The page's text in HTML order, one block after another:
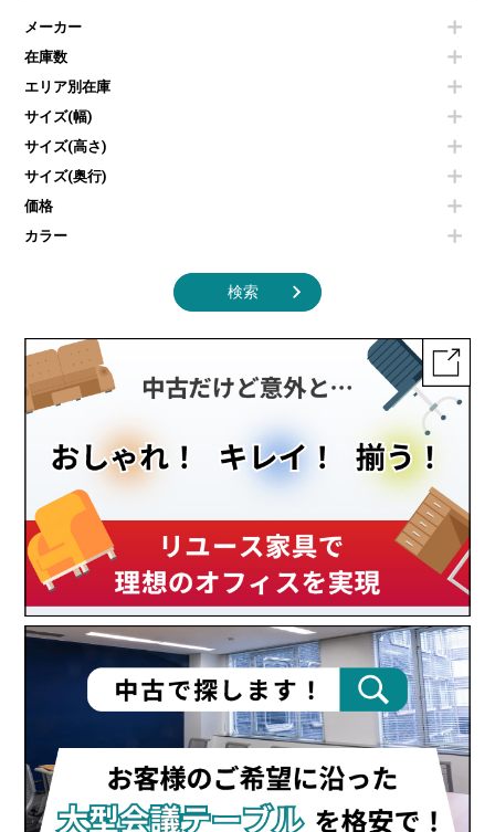
その他OA機器
コートハンガー・ポールハンガー
傘立て
食器棚・キッチンキャビネット
カタログスタンド
オフィスアクセサリーその他
カウンターテーブル
センターテーブル・サイドテーブル
ベンチ・スツール
ソファ
シェルフ
ダストボックス（ゴミ箱）
インテリア家具その他
冷蔵庫・洗濯機
空気清浄機・加湿器
液晶テレビ・モニター類
エアコン
照明機器
掃除機
季節家電
メーカー
在庫数
エリア別在庫
サイズ(幅)
サイズ(高さ)
サイズ(奥行)
価格
カラー
検索